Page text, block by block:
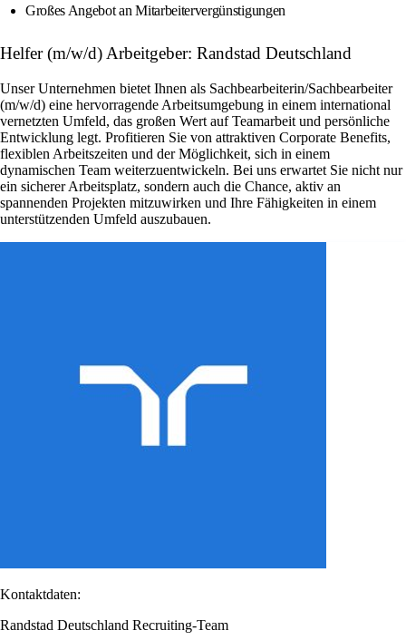
Großes Angebot an Mitarbeitervergünstigungen
Helfer (m/w/d) Arbeitgeber: Randstad Deutschland
Unser Unternehmen bietet Ihnen als Sachbearbeiterin/Sachbearbeiter
(m/w/d) eine hervorragende Arbeitsumgebung in einem international
vernetzten Umfeld, das großen Wert auf Teamarbeit und persönliche
Entwicklung legt. Profitieren Sie von attraktiven Corporate Benefits,
flexiblen Arbeitszeiten und der Möglichkeit, sich in einem
dynamischen Team weiterzuentwickeln. Bei uns erwartet Sie nicht nur
ein sicherer Arbeitsplatz, sondern auch die Chance, aktiv an
spannenden Projekten mitzuwirken und Ihre Fähigkeiten in einem
unterstützenden Umfeld auszubauen.
Kontaktdaten:
Randstad Deutschland Recruiting-Team